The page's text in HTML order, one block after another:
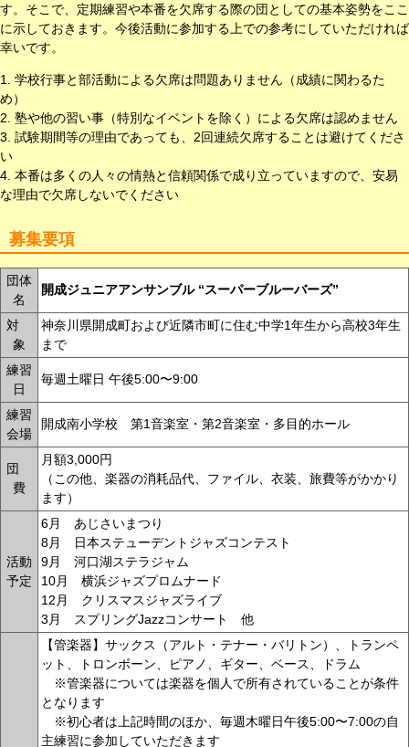
す。そこで、定期練習や本番を欠席する際の団としての基本姿勢をここ
に示しておきます。今後活動に参加する上での参考にしていただければ
幸いです。
1. 学校行事と部活動による欠席は問題ありません（成績に関わるた
め）
2. 塾や他の習い事（特別なイベントを除く）による欠席は認めません
3. 試験期間等の理由であっても、2回連続欠席することは避けてくださ
い
4. 本番は多くの人々の情熱と信頼関係で成り立っていますので、安易
な理由で欠席しないでください
募集要項
団体
名
開成ジュニアアンサンブル “スーパーブルーバーズ”
対
象
神奈川県開成町および近隣市町に住む中学1年生から高校3年生
まで
練習
日
毎週土曜日 午後5:00〜9:00
練習
会場
開成南小学校 第1音楽室・第2音楽室・多目的ホール
団
費
月額3,000円
（この他、楽器の消耗品代、ファイル、衣装、旅費等がかかり
ます）
活動
予定
6月 あじさいまつり
8月 日本ステューデントジャズコンテスト
9月 河口湖ステラジャム
10月 横浜ジャズプロムナード
12月 クリスマスジャズライブ
3月 スプリングJazzコンサート 他
【管楽器】サックス（アルト・テナー・バリトン）、トランペ
ット、トロンボーン、ピアノ、ギター、ベース、ドラム
※管楽器については楽器を個人で所有されていることが条件
となります
※初心者は上記時間のほか、毎週木曜日午後5:00〜7:00の自
主練習に参加していただきます